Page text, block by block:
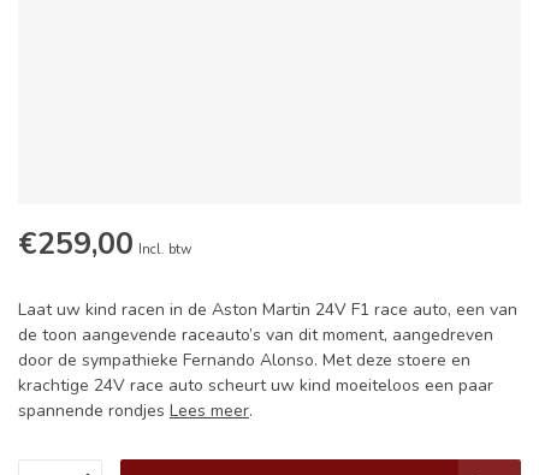
€259,00 Incl. btw
Laat uw kind racen in de Aston Martin 24V F1 race auto, een van
de toon aangevende raceauto’s van dit moment, aangedreven
door de sympathieke Fernando Alonso. Met deze stoere en
krachtige 24V race auto scheurt uw kind moeiteloos een paar
spannende rondjes Lees meer.